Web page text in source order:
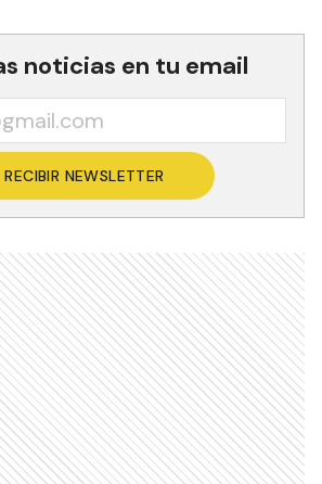
noticias en tu email
RECIBIR NEWSLETTER